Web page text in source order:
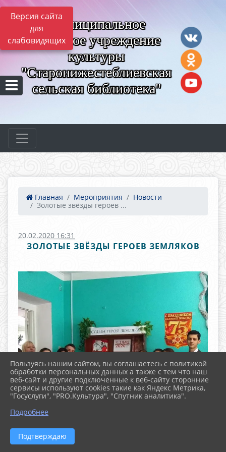
Версия сайта
для
слабовидящих
Муниципальное
казённое учреждение
культуры
"Старонижестеблиевская
сельская библиотека"
Главная Мероприятия
Новости
Золотые звёзды героев ...
20.02.2020 16:31
ЗОЛОТЫЕ ЗВЁЗДЫ ГЕРОЕВ ЗЕМЛЯКОВ
Пользуясь нашим сайтом, вы соглашаетесь с политикой
обработки персональных данных а также с тем что наш
веб-сайт и другие подключенные к веб-сайту сторонние
сервисы используют cookies такие как Яндекс Метрика,
"Госуслуги", "PRO.Культура", "Спутник аналитика".
Подробнее
Подтверждаю